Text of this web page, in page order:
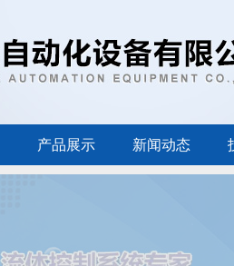
产品展示 新闻动态